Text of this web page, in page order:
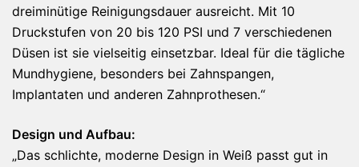
dreiminütige Reinigungsdauer ausreicht. Mit 10
Druckstufen von 20 bis 120 PSI und 7 verschiedenen
Düsen ist sie vielseitig einsetzbar. Ideal für die tägliche
Mundhygiene, besonders bei Zahnspangen,
Implantaten und anderen Zahnprothesen.“
Design und Aufbau:
„Das schlichte, moderne Design in Weiß passt gut in